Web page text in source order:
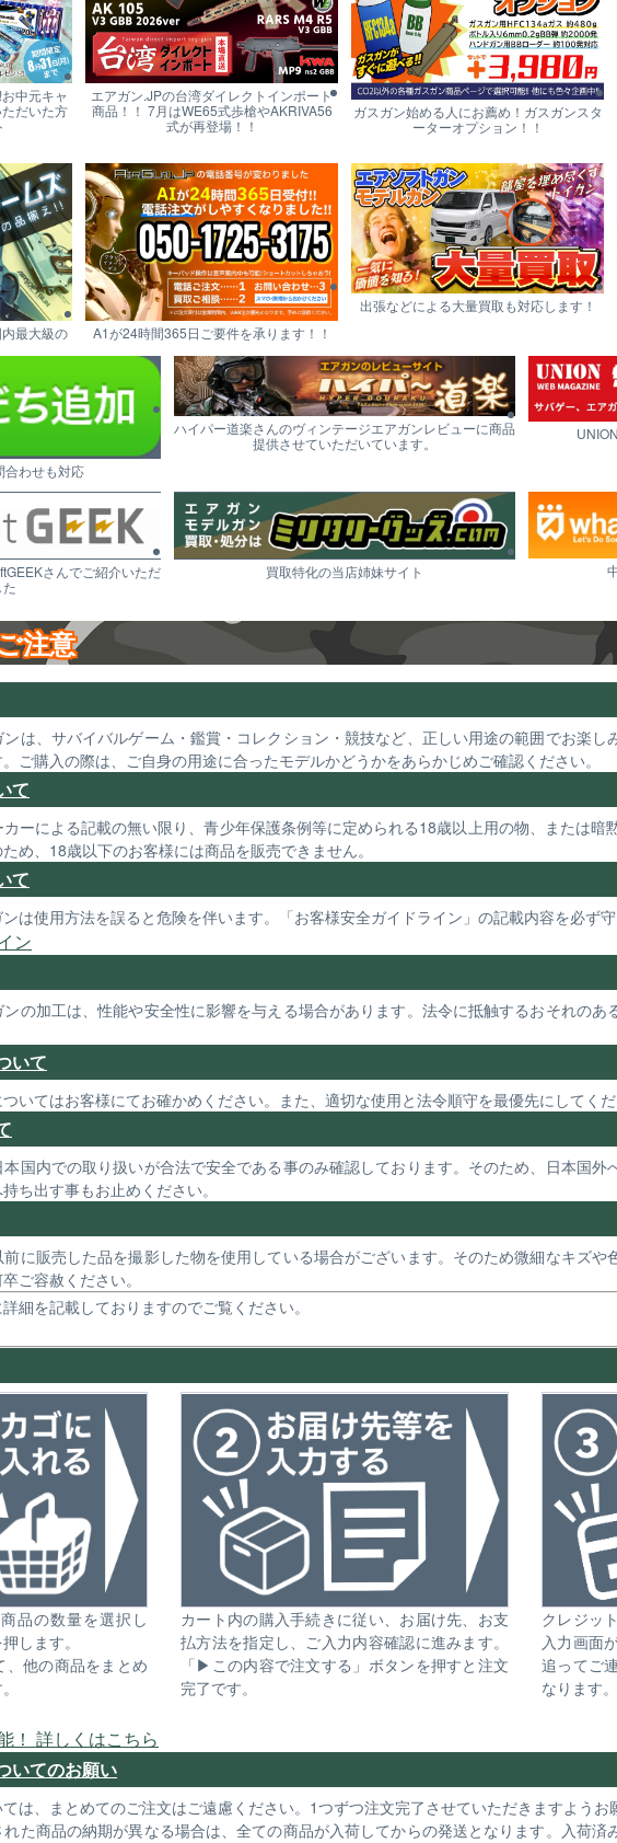
中元キャ
だいた方
エアガン.JPの台湾ダイレクトインポート
商品！！ 7月はWE65式歩槍やAKRIVA56
式が再登場！！
ガスガン始める人にお薦め！ガスガンスタ
ーターオプション！！
最大級の
A1が24時間365日ご要件を承ります！！
出張などによる大量買取も対応します！
わせも対応
ハイパー道楽さんのヴィンテージエアガンレビューに商品
提供させていただいています。
さんでご紹介いただ
た
買取特化の当店姉妹サイト
注意
は、サバイバルゲーム・鑑賞・コレクション・競技など、正しい用途の範囲でお楽し
ご購入の際は、ご自身の用途に合ったモデルかどうかをあらかじめご確認ください。
て
ーによる記載の無い限り、青少年保護条例等に定められる18歳以上用の物、または暗
め、18歳以下のお客様には商品を販売できません。
て
は使用方法を誤ると危険を伴います。「お客様安全ガイドライン」の記載内容を必ず守
ン
の加工は、性能や安全性に影響を与える場合があります。法令に抵触するおそれのあ
いて
いてはお客様にてお確かめください。また、適切な使用と法令順守を最優先にしてくだ
国内での取り扱いが合法で安全である事のみ確認しております。そのため、日本国外
ち出す事もお止めください。
に販売した品を撮影した物を使用している場合がございます。そのため微細なキズや
ご容赦ください。
細を記載しておりますのでご覧ください。
品の数量を選択し
します。
、他の商品をまとめ
カート内の購入手続きに従い、お届け先、お支
払方法を指定し、ご入力内容確認に進みます。
「▶この内容で注文する」ボタンを押すと注文
完了です。
クレジッ
入力画面
追ってご
なります。
！ 詳しくはこちら
いてのお願い
は、まとめてのご注文はご遠慮ください。1つずつ注文完了させていただきますようお
た商品の納期が異なる場合は、全ての商品が入荷してからの発送となります。入荷済